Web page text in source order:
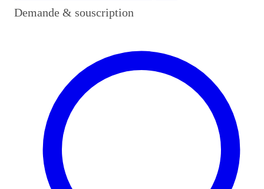
Demande & souscription